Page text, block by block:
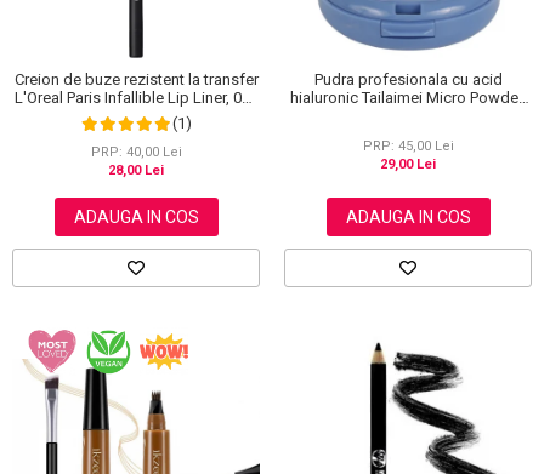
Creion de buze rezistent la transfer
L'Oreal Paris Infallible Lip Liner, 001
Highlight On Point
(1)
PRP: 40,00 Lei
28,00 Lei
ADAUGA IN COS
Pudra profesionala cu acid
hialuronic Tailaimei Micro Powder,
PRP: 45,00 Lei
29,00 Lei
ADAUGA IN COS